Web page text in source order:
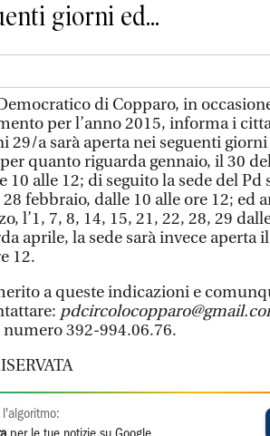
giorni ed...
di Copparo, in
per l’anno 2015, informa i
29/a sarà aperta nei seguenti
quanto riguarda gennaio, il 30
alle 12; di seguito la sede del Pd
febbraio, dalle 10 alle ore 12; ed
l’1, 7, 8, 14, 15, 21, 22, 28, 29
aprile, la sede sarà invece aperta
12.
a queste indicazioni e
392-994.06.76.